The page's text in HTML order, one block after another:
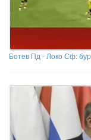
Ботев Пд - Локо Сф: